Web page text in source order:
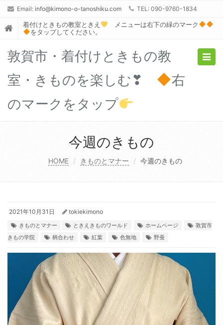
Email: info@kimono-o-tanoshiku.com TEL: 090-9760-1834
着付けときもの教室ときえ
メニューは右下の緑のマーク
をタップしてください。
敦賀市・着付けときもの教
室・きものを楽しむ❣
右
のマークをタップ
今週のきもの
HOME きものとマナー 今週のきもの
2021年10月31日 tokiekimono
きものとマナー ときえきものワールド ホームページ
敦賀市
きもの学院
柄合わせ 紅葉 色無地 野蚕